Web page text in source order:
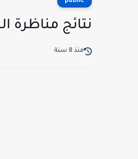
نتائج مناظرة
منذ 8 سنة